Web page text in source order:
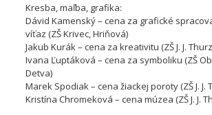
Kresba, maľba, grafika:
Dávid Kamenský – cena za grafické
víťaz (ZŠ Krivec, Hriňová)
Jakub Kurák – cena za kreativitu (ZŠ J. J.
Ivana Ľuptáková – cena za symboliku (ZŠ
Detva)
Marek Spodiak – cena žiackej poroty (ZŠ J. J.
Kristína Chromeková – cena múzea (ZŠ J. J.